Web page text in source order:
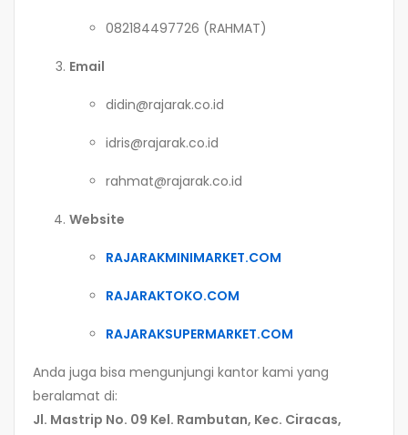
082184497726 (RAHMAT)
Email
didin@rajarak.co.id
idris@rajarak.co.id
rahmat@rajarak.co.id
Website
RAJARAKMINIMARKET.COM
RAJARAKTOKO.COM
RAJARAKSUPERMARKET.COM
Anda juga bisa mengunjungi kantor kami yang
beralamat di:
Jl. Mastrip No. 09 Kel. Rambutan, Kec. Ciracas,